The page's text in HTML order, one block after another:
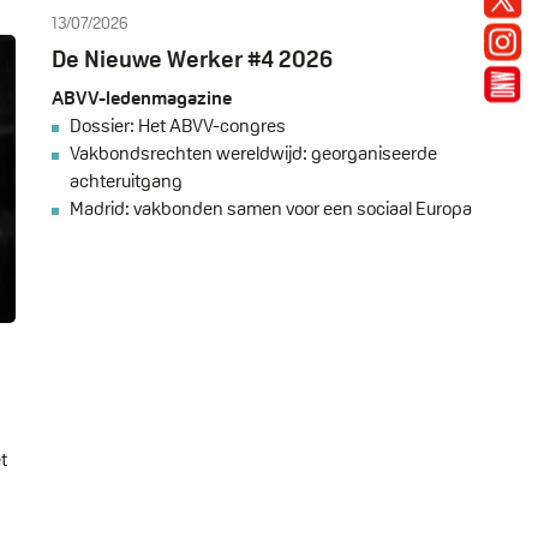
De
13/07/2026
De Nieuwe Werker #4 2026
ABVV-ledenmagazine
Dossier: Het ABVV-congres
Vakbondsrechten wereldwijd: georganiseerde
achteruitgang
Madrid: vakbonden samen voor een sociaal Europa